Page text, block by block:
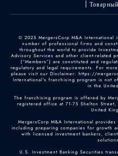
© 2025 MergersCorp M&A International
number of professional firms and
throughout the world to provide
Advisory Services and other client-related
(“Members”) are constituted and
regulatory and legal requirements. For
please visit our Disclaimer: https://
International's franchising program is not
in the
The franchising program is offered by
registered office at 71-75 Shelton Street,
United
MergersCorp M&A International
including preparing companies for growth
with licensed investment bankers,
U.S. Investment Banking Securities